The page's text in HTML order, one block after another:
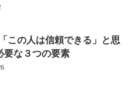
この人は信頼できる」と思
要な３つの要素